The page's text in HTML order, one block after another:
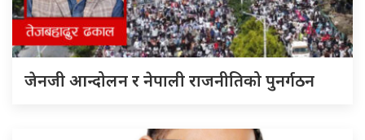
जेनजी आन्दोलन र नेपाली राजनीतिको पुनर्गठन